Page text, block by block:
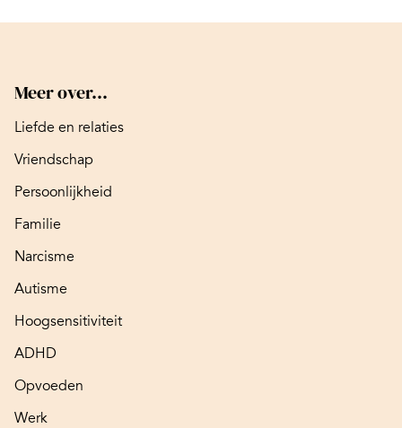
Meer over...
Liefde en relaties
Vriendschap
Persoonlijkheid
Familie
Narcisme
Autisme
Hoogsensitiviteit
ADHD
Opvoeden
Werk